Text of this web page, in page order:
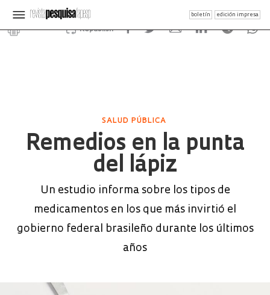
boletín edición impresa
Republish
SALUD PÚBLICA
Remedios en la punta
del lápiz
Un estudio informa sobre los tipos de
medicamentos en los que más invirtió el
gobierno federal brasileño durante los últimos
años